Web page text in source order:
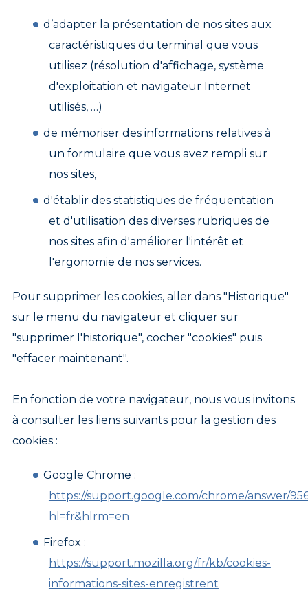
d’adapter la présentation de nos sites aux
caractéristiques du terminal que vous
utilisez (résolution d'affichage, système
d'exploitation et navigateur Internet
utilisés, …)
de mémoriser des informations relatives à
un formulaire que vous avez rempli sur
nos sites,
d'établir des statistiques de fréquentation
et d'utilisation des diverses rubriques de
nos sites afin d'améliorer l'intérêt et
l'ergonomie de nos services.
Pour supprimer les cookies, aller dans "Historique"
sur le menu du navigateur et cliquer sur
"supprimer l'historique", cocher "cookies" puis
"effacer maintenant".
En fonction de votre navigateur, nous vous invitons
à consulter les liens suivants pour la gestion des
cookies :
Google Chrome :
https://support.google.com/chrome/answer/
hl=fr&hlrm=en
Firefox :
https://support.mozilla.org/fr/kb/cookies-
informations-sites-enregistrent